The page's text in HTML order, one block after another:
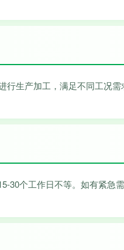
生产加工，满足不同工况需
个工作日不等。如有紧急